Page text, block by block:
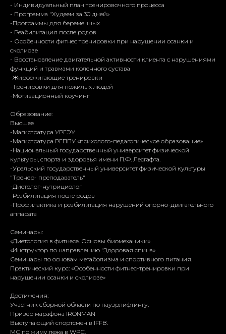
- Индивидуальный план тренировочного процесса
- Программа "Худеем за 30 дней»
-Программы для беременных
- Реабилитация после родов
- Особенности фитнес тренировки при нарушении осанки и
сколиозе
- Восстановление двигательной активности клиента с нарушениями
функций и травмами коленного сустава
-Жиросжигающие тренировки
-Тренировки для пожилых людей
-Мотивационный коучинг
Образование:
Высшее
-Магистратура УРГЭУ
-Магистратура РГППУ «психолого-педагогическое образование»
-Национальный государственный университет физической
культуры, спорта и здоровья имени П.Ф. Лесгафта.
-Уральский государственный университет физической культуры
"Тренер- преподаватель"
-Диетолог-нутрициолог
-Реабилитация после родов
-Профилактика и реабилитация нарушений опорно-двигательного
аппарата
Семинары:
«Диетология в фитнесе. Основы биомеханики».
«Инструктор по направлению "Здоровая спина».
Семинары по основам метаболизма и спортивного питания.
Практический курс: «Особенности фитнес-тренировки при
нарушении осанки и сколиозе»
Достижения:
Участник сборной области по пауэрлифтингу.
Призер марафона IRONMAN
Выступающий спортсмен в IFFB.
МС по жиму лежа в WPC.